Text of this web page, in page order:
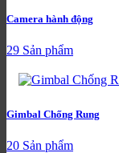
Camera hành động
29 Sản phẩm
Gimbal Chống Rung
20 Sản phẩm